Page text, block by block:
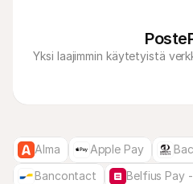
Yksi laajimmin käytetyistä
Alma Apple Pay
Bancontact
Belfius Pay